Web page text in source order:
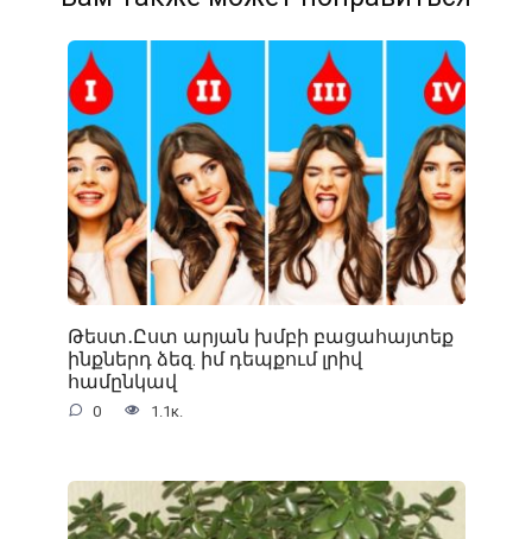
Թեստ․Ըստ արյան խմբի բացահայտեք
ինքներդ ձեզ. իմ դեպքում լրիվ
համընկավ
0 1.1к.